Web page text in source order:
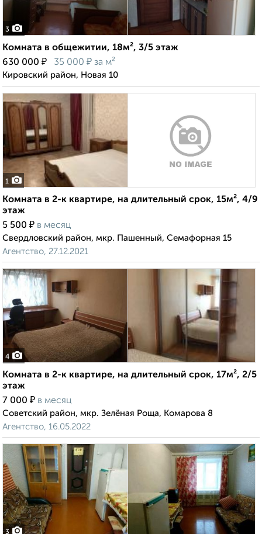
3
Комната в общежитии, 18м², 3/5 этаж
630 000 ₽ 35 000 ₽ за м²
Кировский район, Новая 10
1
Комната в 2-к квартире, на длительный срок, 15м², 4/9
этаж
5 500 ₽ в месяц
Свердловский район, мкр. Пашенный, Семафорная 15
Агентство, 27.12.2021
4
Комната в 2-к квартире, на длительный срок, 17м², 2/5
этаж
7 000 ₽ в месяц
Советский район, мкр. Зелёная Роща, Комарова 8
Агентство, 16.05.2022
3